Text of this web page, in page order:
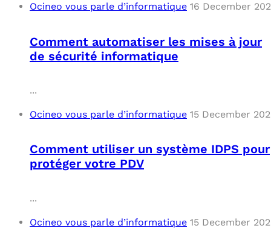
Ocineo vous parle d’informatique 16 December
Comment automatiser les mises à jour
de sécurité informatique
...
Ocineo vous parle d’informatique 15 December
Comment utiliser un système IDPS pour
protéger votre PDV
...
Ocineo vous parle d’informatique 15 December